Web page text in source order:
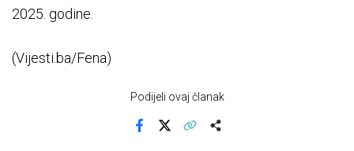
2025. godine.
(Vijesti.ba/Fena)
Podijeli ovaj članak